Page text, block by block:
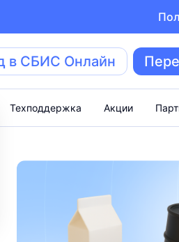
в СБИС Онлайн
Техподдержка Акции